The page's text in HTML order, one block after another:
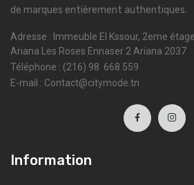
de marques entièrement authentiques.
Adresse : Immeuble El Kssour, 2eme
Ariana Les Roses Ennaser 2 Ariana 2037
Téléphone : (216) 98 668 559
E-mail : Contact@citymode.tn
Information